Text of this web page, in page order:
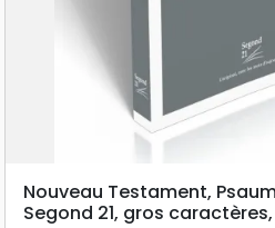
Nouveau Testament,
Segond 21, gros